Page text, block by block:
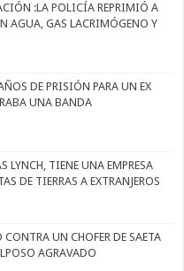
:LA POLICÍA REPRIMIÓ A
AGUA, GAS LACRIMÓGENO Y
DE PRISIÓN PARA UN EX
UNA BANDA
LYNCH, TIENE UNA EMPRESA
DE TIERRAS A EXTRANJEROS
UN CHOFER DE SAETA
AGRAVADO